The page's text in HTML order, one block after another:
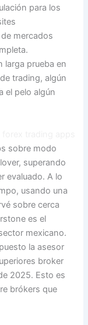
para los
mercados
larga prueba en
trading, algún
el pelo algún
sobre modo
superando
evaluado. A lo
usando una
sobre cerca
es el
mexicano.
la asesor
broker
2025. Esto es
brókers que